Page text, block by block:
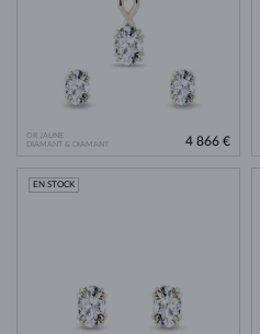
OR JAUNE
DIAMANT & DIAMANT
4 866 €
EN STOCK